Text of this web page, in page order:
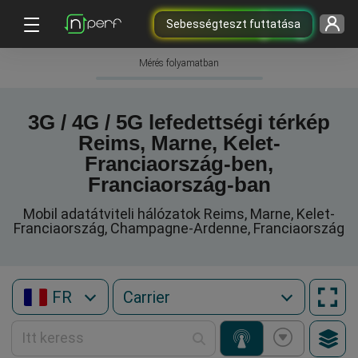
Sebességteszt futtatása
Mérés folyamatban
3G / 4G / 5G lefedettségi térkép
Reims, Marne, Kelet-
Franciaország-ben,
Franciaország-ban
Mobil adatátviteli hálózatok Reims, Marne, Kelet-
Franciaország, Champagne-Ardenne, Franciaország
FR